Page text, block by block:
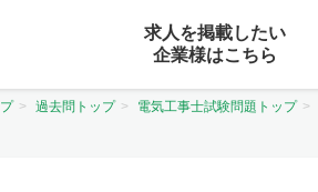
求人を掲載したい
企業様はこちら
過去問トップ 電気工事士試験問題トップ